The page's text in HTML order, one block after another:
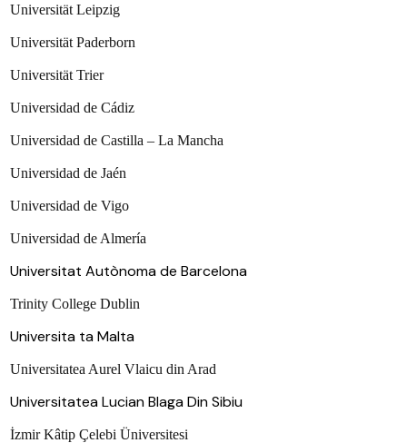
Universität Leipzig
Universität Paderborn
Universität Trier
Universidad de Cádiz
Universidad de Castilla – La Mancha
Universidad de Jaén
Universidad de Vigo
Universidad de Almería
Universitat Autònoma de Barcelona
Trinity College Dublin
Universita ta Malta
Universitatea Aurel Vlaicu din Arad
Universitatea Lucian Blaga Din Sibiu
İzmir Kâtip Çelebi Üniversitesi